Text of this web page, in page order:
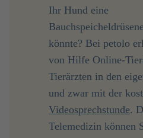
Ihr Hund eine
könnte? Bei petolo
von Hilfe Online-
Tierärzten in den
und zwar mit der
Videosprechstunde.
Telemedizin können